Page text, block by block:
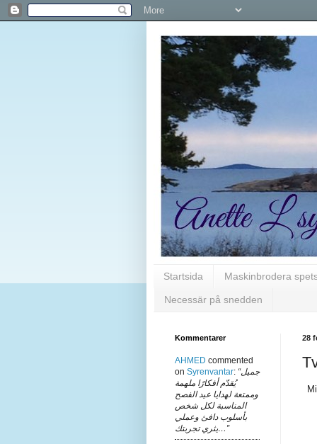
Startsida Maskinbrodera
Necessär på snedden
28
Kommentarer
AHMED commented
on Syrenvantar: “جميل
يُقدّم أفكارًا ملهمة
وممتعة لهدايا عيد الفصح
المناسبة لكل شخص
بأسلوب دافئ وعملي
يثري تجربتك…”